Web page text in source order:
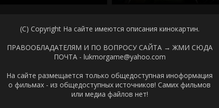
(C) Copyright На сайте имеются описания кинокартин.
ПРАВООБЛАДАТЕЛЯМ И ПО ВОПРОСУ САЙТА → ЖМИ СЮДА
ПОЧТА - lukmorgame@yahoo.com
На сайте размещается только общедоступная иноформация
о фильмах - из общедоступных источников! Самих фильмов
или медиа файлов нет!